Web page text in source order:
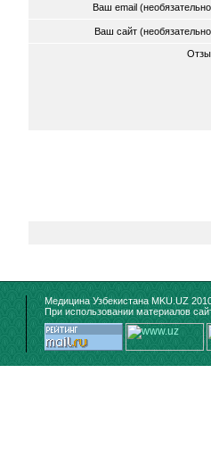
Ваш email
Ваш сайт
Медицина Узбекистана MKU.UZ
При использовании материалов